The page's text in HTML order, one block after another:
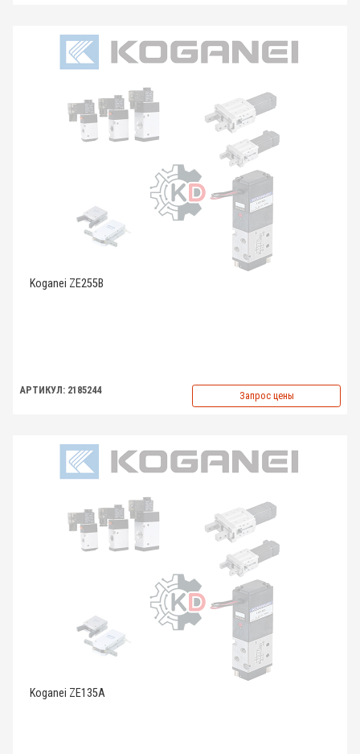
Koganei ZE255B
АРТИКУЛ: 2185244 Запрос цены
Koganei ZE135A